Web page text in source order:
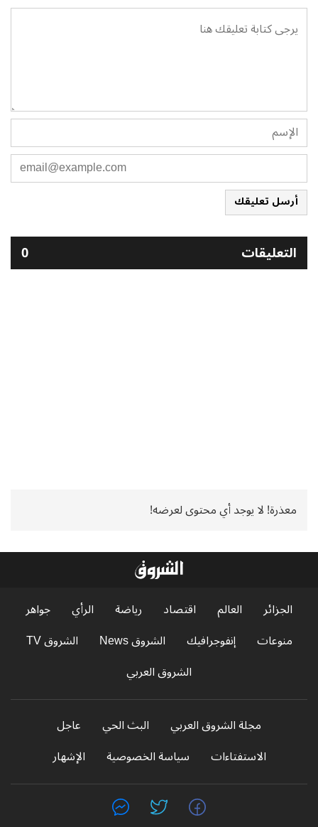
أرسل تعليقك
التعليقات 0
معذرة! لا يوجد أي محتوى لعرضه!
الجزائر العالم اقتصاد رياضة الرأي
جواهر
منوعات
إنفوجرافيك الشروق News
الشروق TV
الشروق العربي
مجلة الشروق العربي البث الحي
عاجل
الاستفتاءات
سياسة الخصوصية الإشهار